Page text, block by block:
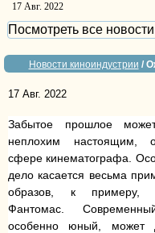
17 Авг. 2022
Посмотреть все новости
Новости киноиндустрии /
17 Авг. 2022
Забытое прошлое может
неплохим настоящим,
сфере кинематографа.
дело касается весьма
образов, к примеру,
Фантомас.
особенно юный,